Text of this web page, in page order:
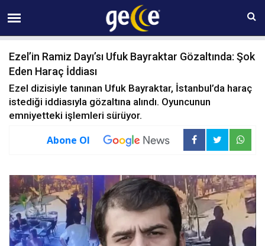
09 AĞUSTOS Pazar 16:19
Ezel’in Ramiz Dayı’sı Ufuk Bayraktar Gözaltında: Şok
Eden Haraç İddiası
Ezel dizisiyle tanınan Ufuk Bayraktar, İstanbul’da haraç
istediği iddiasıyla gözaltına alındı. Oyuncunun
emniyetteki işlemleri sürüyor.
Abone Ol